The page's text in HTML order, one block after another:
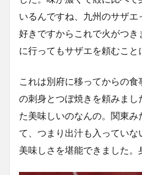
いるんですね、九州のサザ
好きですからこれで火がつ
に行ってもサザエを頼むこと
これは別府に移ってからの
の刺身とつぼ焼きを頼みまし
た美味しいのなんの。関東み
て、つまり出汁も入ってい
美味しさを堪能できました。